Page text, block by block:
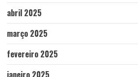
abril 2025
março 2025
fevereiro 2025
janeiro 2025